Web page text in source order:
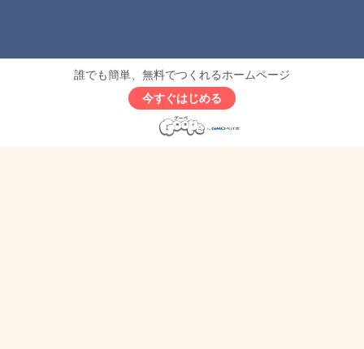
誰でも簡単、無料でつくれるホームページ
今すぐはじめる